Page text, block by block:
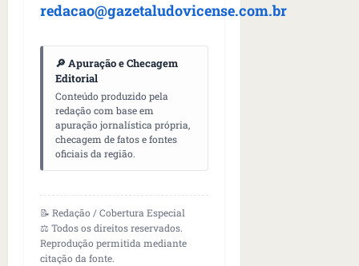
redacao@gazetaludovicense.com.br
🔎 Apuração e Checagem
Editorial
Conteúdo produzido pela
redação com base em
apuração jornalística própria,
checagem de fatos e fontes
oficiais da região.
📝 Redação / Cobertura Especial
⚖️ Todos os direitos reservados.
Reprodução permitida mediante
citação da fonte.